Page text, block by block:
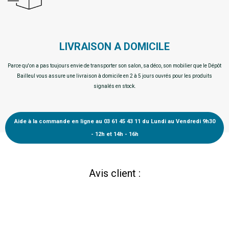
LIVRAISON A DOMICILE
Parce qu'on a pas toujours envie de transporter son salon, sa déco, son mobilier que le Dépôt
Bailleul vous assure une livraison à domicile en 2 à 5 jours ouvrés pour les produits
signalés en stock.
Aide à la commande en ligne au 03 61 45 43 11 du Lundi au Vendredi 9h30
- 12h et 14h - 16h
Avis client :